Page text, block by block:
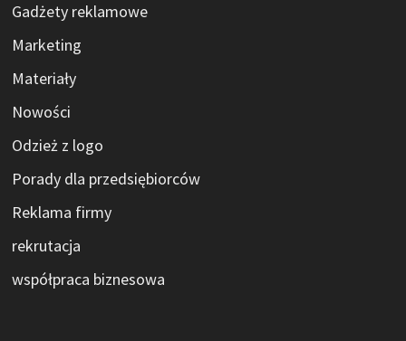
Gadżety reklamowe
Marketing
Materiały
Nowości
Odzież z logo
Porady dla przedsiębiorców
Reklama firmy
rekrutacja
współpraca biznesowa